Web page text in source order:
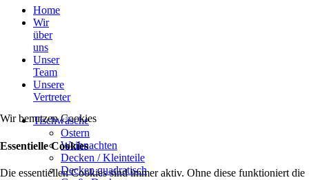
Home
Wir
über
uns
Unser
Team
Unsere
Vertreter
Tischwäsche
Ostern
Weihnachten
Decken / Kleinteile
Decken quadratisch
Wir benutzen Cookies
Essentielle Cookies
Die essentiellen Cookies sind immer aktiv. Ohne diese funktioniert die